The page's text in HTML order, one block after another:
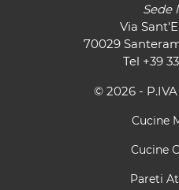
Sede
Via
70029
Tel +39
© 2026 -
Cucine
Cucine
Pareti